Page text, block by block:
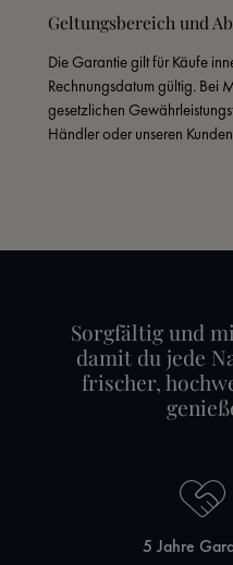
Geltungsbereich und
Die Garantie gilt für Käufe
Rechnungsdatum gültig. Bei
gesetzlichen
Händler oder unseren
Sorgfältig und
damit du jede
frischer,
5 Jahre